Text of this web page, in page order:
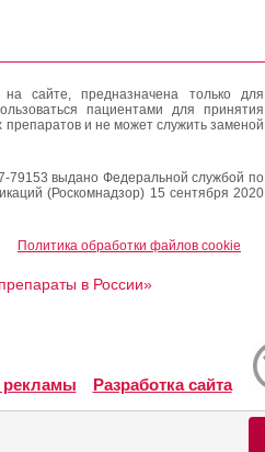
сайте, предназначена только для
пациентами для принятия
и не может служить заменой
79153 выдано Федеральной службой по
(Роскомнадзор) 15 сентября 2020
Политика обработки файлов cookie
в России»
рекламы Разработка сайта